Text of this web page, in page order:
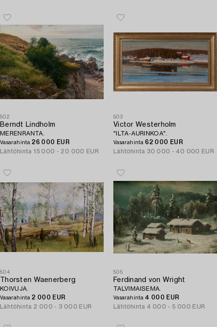
502
Berndt Lindholm
MERENRANTA.
Vasarahinta 26 000 EUR
Lähtöhinta 15 000 - 20 000 EUR
503
Victor Westerholm
"ILTA-AURINKOA".
Vasarahinta 62 000 EUR
Lähtöhinta 30 000 - 40 000 EUR
504
Thorsten Waenerberg
KOIVUJA.
Vasarahinta 2 000 EUR
Lähtöhinta 2 000 - 3 000 EUR
505
Ferdinand von Wright
TALVIMAISEMA.
Vasarahinta 4 000 EUR
Lähtöhinta 4 000 - 5 000 EUR